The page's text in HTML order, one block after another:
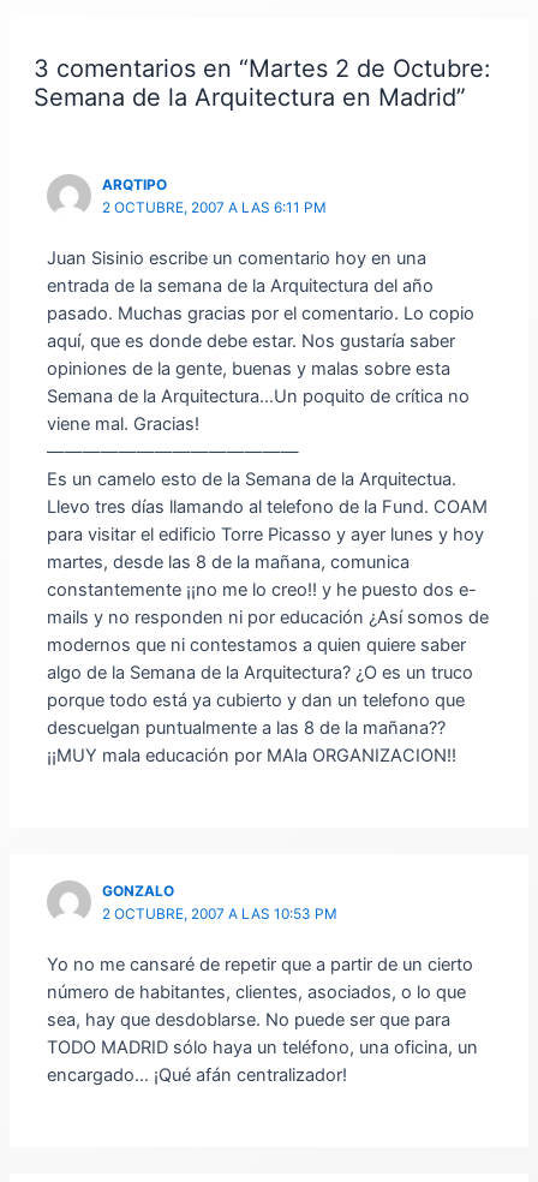
3 comentarios en “Martes 2 de Octubre:
Semana de la Arquitectura en Madrid”
ARQTIPO
2 OCTUBRE, 2007 A LAS 6:11 PM
Juan Sisinio escribe un comentario hoy en una
entrada de la semana de la Arquitectura del año
pasado. Muchas gracias por el comentario. Lo copio
aquí, que es donde debe estar. Nos gustaría saber
opiniones de la gente, buenas y malas sobre esta
Semana de la Arquitectura…Un poquito de crítica no
viene mal. Gracias!
——————————————
Es un camelo esto de la Semana de la Arquitectua.
Llevo tres días llamando al telefono de la Fund. COAM
para visitar el edificio Torre Picasso y ayer lunes y hoy
martes, desde las 8 de la mañana, comunica
constantemente ¡¡no me lo creo!! y he puesto dos e-
mails y no responden ni por educación ¿Así somos de
modernos que ni contestamos a quien quiere saber
algo de la Semana de la Arquitectura? ¿O es un truco
porque todo está ya cubierto y dan un telefono que
descuelgan puntualmente a las 8 de la mañana??
¡¡MUY mala educación por MAla ORGANIZACION!!
GONZALO
2 OCTUBRE, 2007 A LAS 10:53 PM
Yo no me cansaré de repetir que a partir de un cierto
número de habitantes, clientes, asociados, o lo que
sea, hay que desdoblarse. No puede ser que para
TODO MADRID sólo haya un teléfono, una oficina, un
encargado… ¡Qué afán centralizador!